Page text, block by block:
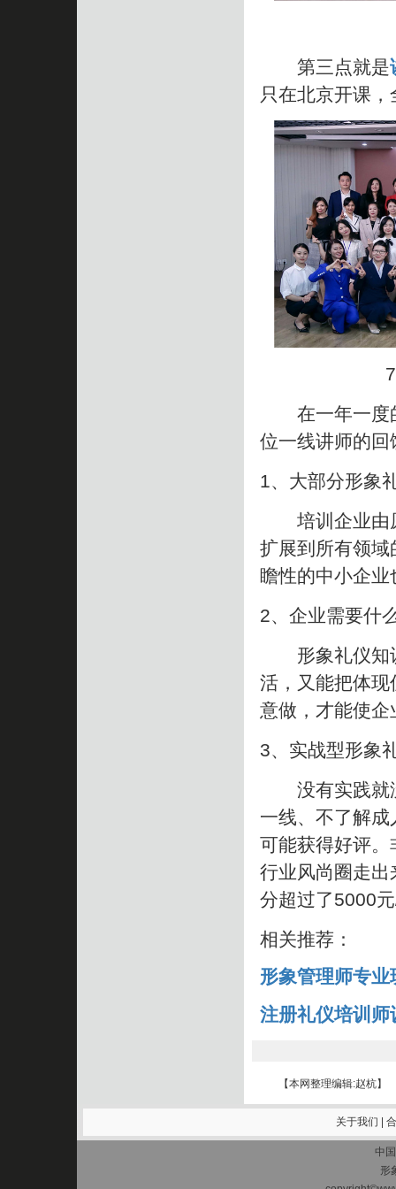
第三点就是
只在北京开课
在一年一度的
位一线讲师的回
1、大部分形象
培训企业由原
扩展到所有领
瞻性的中小企
2、企业需要什
形象礼仪知识
活，又能把体
意做，才能使
3、实战型形象
没有实践就没
一线、不了解
可能获得好评
行业风尚圈走
分超过了5000
相关推荐：
形象管理师专业
注册礼仪培训师
【本网整理编辑:赵杭】
关于我们
中
形